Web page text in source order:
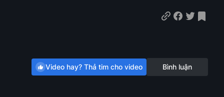
Video hay? Thả tim cho video Bình luận